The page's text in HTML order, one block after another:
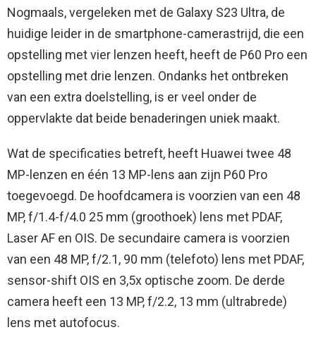
Nogmaals, vergeleken met de Galaxy S23 Ultra, de
huidige leider in de smartphone-camerastrijd, die een
opstelling met vier lenzen heeft, heeft de P60 Pro een
opstelling met drie lenzen. Ondanks het ontbreken
van een extra doelstelling, is er veel onder de
oppervlakte dat beide benaderingen uniek maakt.
Wat de specificaties betreft, heeft Huawei twee 48
MP-lenzen en één 13 MP-lens aan zijn P60 Pro
toegevoegd. De hoofdcamera is voorzien van een 48
MP, f/1.4-f/4.0 25 mm (groothoek) lens met PDAF,
Laser AF en OIS. De secundaire camera is voorzien
van een 48 MP, f/2.1, 90 mm (telefoto) lens met PDAF,
sensor-shift OIS en 3,5x optische zoom. De derde
camera heeft een 13 MP, f/2.2, 13 mm (ultrabrede)
lens met autofocus.